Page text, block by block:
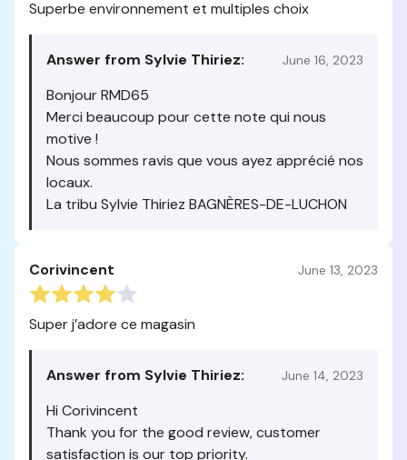
Superbe environnement et multiples choix
Answer from Sylvie Thiriez: June 16, 2023
Bonjour RMD65
Merci beaucoup pour cette note qui nous
motive !
Nous sommes ravis que vous ayez apprécié nos
locaux.
La tribu Sylvie Thiriez BAGNÈRES-DE-LUCHON
Corivincent June 13, 2023
Super j’adore ce magasin
Answer from Sylvie Thiriez: June 14, 2023
Hi Corivincent
Thank you for the good review, customer
satisfaction is our top priority.